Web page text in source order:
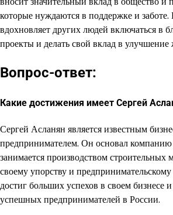
которые нуждаются в поддержке и
вдохновляет других людей включаться в
проекты и делать свой вклад в
Вопрос-ответ:
Какие достижения имеет Сергей
Сергей Асланян является известным
предпринимателем. Он основал компанию
занимается производством строительных
своему упорству и
достиг больших успехов в своем бизнесе
успешных предпринимателей в России.